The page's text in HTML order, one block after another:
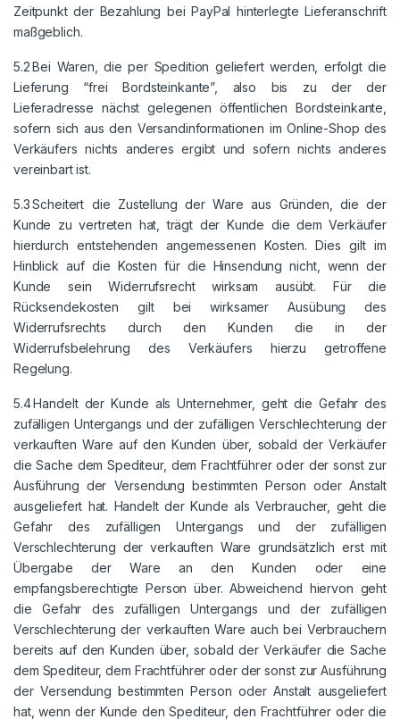
Zeitpunkt der Bezahlung bei PayPal hinterlegte Lieferanschrift
maßgeblich.
5.2 Bei Waren, die per Spedition geliefert werden, erfolgt die
Lieferung “frei Bordsteinkante”, also bis zu der der
Lieferadresse nächst gelegenen öffentlichen Bordsteinkante,
sofern sich aus den Versandinformationen im Online-Shop des
Verkäufers nichts anderes ergibt und sofern nichts anderes
vereinbart ist.
5.3 Scheitert die Zustellung der Ware aus Gründen, die der
Kunde zu vertreten hat, trägt der Kunde die dem Verkäufer
hierdurch entstehenden angemessenen Kosten. Dies gilt im
Hinblick auf die Kosten für die Hinsendung nicht, wenn der
Kunde sein Widerrufsrecht wirksam ausübt. Für die
Rücksendekosten gilt bei wirksamer Ausübung des
Widerrufsrechts durch den Kunden die in der
Widerrufsbelehrung des Verkäufers hierzu getroffene
Regelung.
5.4 Handelt der Kunde als Unternehmer, geht die Gefahr des
zufälligen Untergangs und der zufälligen Verschlechterung der
verkauften Ware auf den Kunden über, sobald der Verkäufer
die Sache dem Spediteur, dem Frachtführer oder der sonst zur
Ausführung der Versendung bestimmten Person oder Anstalt
ausgeliefert hat. Handelt der Kunde als Verbraucher, geht die
Gefahr des zufälligen Untergangs und der zufälligen
Verschlechterung der verkauften Ware grundsätzlich erst mit
Übergabe der Ware an den Kunden oder eine
empfangsberechtigte Person über. Abweichend hiervon geht
die Gefahr des zufälligen Untergangs und der zufälligen
Verschlechterung der verkauften Ware auch bei Verbrauchern
bereits auf den Kunden über, sobald der Verkäufer die Sache
dem Spediteur, dem Frachtführer oder der sonst zur Ausführung
der Versendung bestimmten Person oder Anstalt ausgeliefert
hat, wenn der Kunde den Spediteur, den Frachtführer oder die